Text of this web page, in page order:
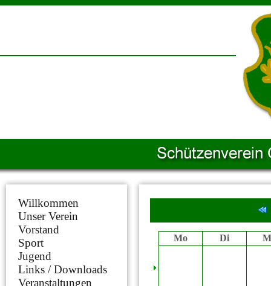
Willkommen
Unser Verein
Vorstand
Sport
Jugend
Links / Downloads
Veranstaltungen
Mo Di